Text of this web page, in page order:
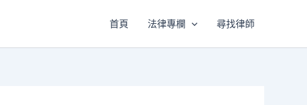
首頁 法律專欄 尋找律師